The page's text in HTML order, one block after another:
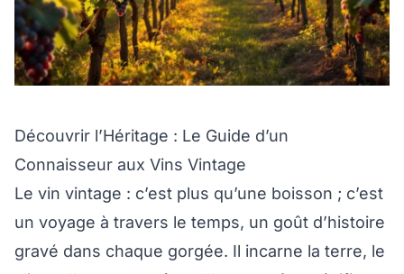
Découvrir l’Héritage : Le Guide d’un
Connaisseur aux Vins Vintage
Le vin vintage : c’est plus qu’une boisson ; c’est
un voyage à travers le temps, un goût d’histoire
gravé dans chaque gorgée. Il incarne la terre, le